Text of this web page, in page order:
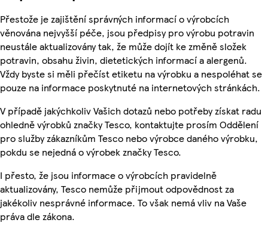
Přestože je zajištění správných informací o výrobcích
věnována nejvyšší péče, jsou předpisy pro výrobu potravin
neustále aktualizovány tak, že může dojít ke změně složek
potravin, obsahu živin, dietetických informací a alergenů.
Vždy byste si měli přečíst etiketu na výrobku a nespoléhat se
pouze na informace poskytnuté na internetových stránkách.
V případě jakýchkoliv Vašich dotazů nebo potřeby získat radu
ohledně výrobků značky Tesco, kontaktujte prosím Oddělení
pro služby zákazníkům Tesco nebo výrobce daného výrobku,
pokdu se nejedná o výrobek značky Tesco.
I přesto, že jsou informace o výrobcích pravidelně
aktualizovány, Tesco nemůže přijmout odpovědnost za
jakékoliv nesprávné informace. To však nemá vliv na Vaše
práva dle zákona.